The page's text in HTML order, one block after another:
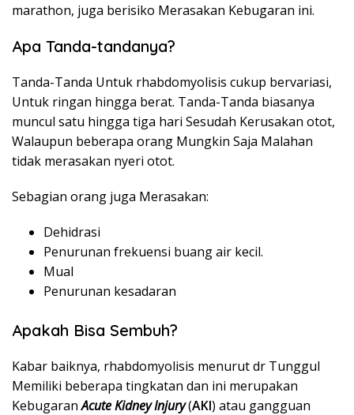
marathon, juga berisiko Merasakan Kebugaran ini.
Apa Tanda-tandanya?
Tanda-Tanda Untuk rhabdomyolisis cukup bervariasi,
Untuk ringan hingga berat. Tanda-Tanda biasanya
muncul satu hingga tiga hari Sesudah Kerusakan otot,
Walaupun beberapa orang Mungkin Saja Malahan
tidak merasakan nyeri otot.
Sebagian orang juga Merasakan:
Dehidrasi
Penurunan frekuensi buang air kecil.
Mual
Penurunan kesadaran
Apakah Bisa Sembuh?
Kabar baiknya, rhabdomyolisis menurut dr Tunggul
Memiliki beberapa tingkatan dan ini merupakan
KebugaranAcute Kidney Injury(AKI) atau gangguan